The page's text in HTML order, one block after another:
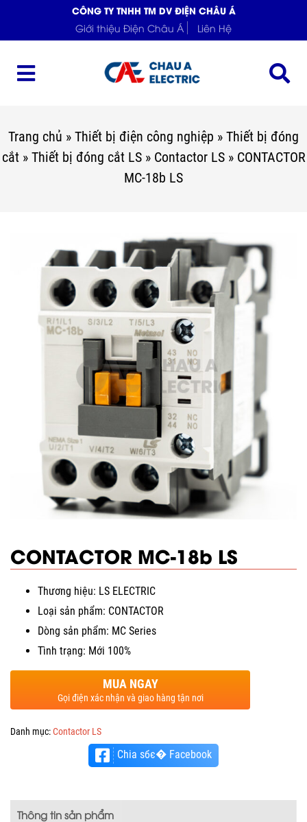
CÔNG TY TNHH TM DV ĐIỆN CHÂU Á
Giới thiệu Điện Châu Á
Liên Hệ
Trang chủ » Thiết bị điện công nghiệp » Thiết bị đóng
cắt» Thiết bị đóng cắt LS» Contactor LS» CONTACTOR
MC-18b LS
CONTACTOR MC-18b LS
Thương hiệu: LS ELECTRIC
Loại sản phẩm: CONTACTOR
Dòng sản phẩm: MC Series
Tình trạng: Mới 100%
MUA NGAY
Gọi điện xác nhận và giao hàng tận nơi
Danh mục:Contactor LS
Chia sбє� Facebook
Thông tin sản phẩm